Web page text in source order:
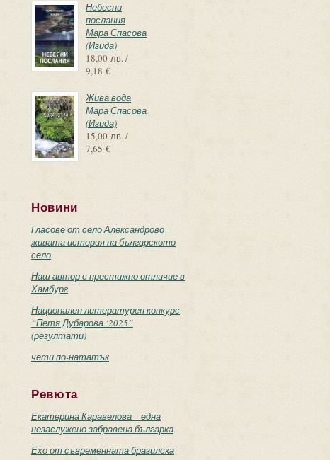
Небесни
послания
Мара Спасова
(Изида)
18,00 лв. /
9,18 €
Жива вода
Мара Спасова
(Изида)
15,00 лв. /
7,65 €
Новини
Гласове от село Александрово –
живата история на българското
село
Наш автор с престижно отличие в
Хамбург
Национален литературен конкурс
“Петя Дубарова ‘2025”
(резултати)
чети по-нататък
Ревюта
Екатерина Каравелова – една
незаслужено забравена българка
Ехо от съвременната бразилска